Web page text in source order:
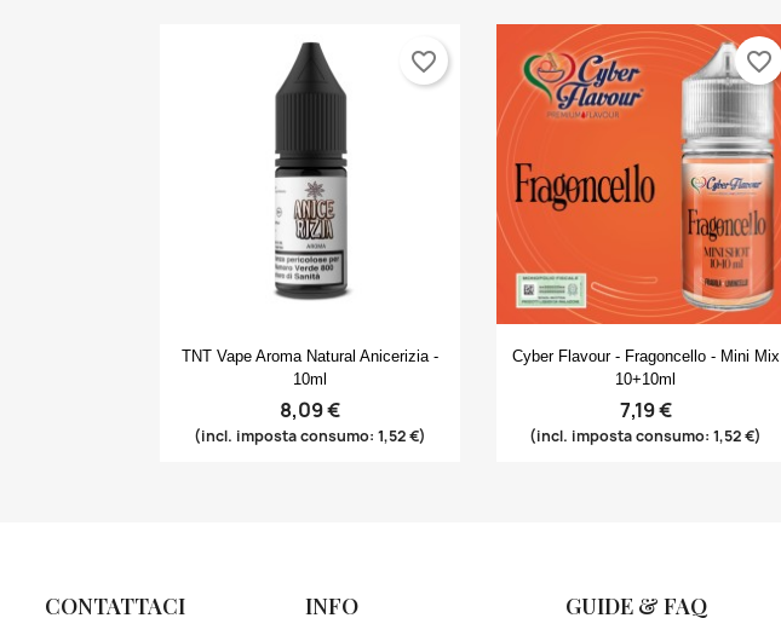
Anteprima
TNT Vape Aroma Natural Anicerizia -
10ml
8,09 €
(incl. imposta consumo: 1,52 €)
favorite_border
Anteprima
Cyber Flavour - Fragoncello - Mini Mix
10+10ml
7,19 €
(incl. imposta consumo: 1,52 €)
favorite_border
CONTATTACI INFO GUIDE & FAQ